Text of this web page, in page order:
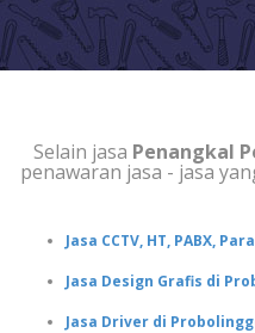
Selain jasa Penangkal
penawaran jasa - jasa
Jasa CCTV, HT, PABX,
Jasa Design Grafis di
Jasa Driver di